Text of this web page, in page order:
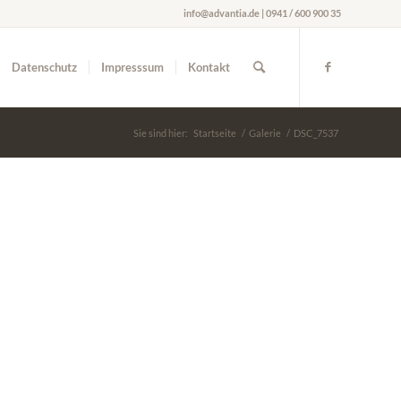
info@advantia.de | 0941 / 600 900 35
Datenschutz Impresssum Kontakt
Sie sind hier: Startseite / Galerie / DSC_7537